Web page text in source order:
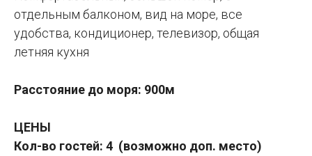
отдельным балконом, вид на море, все
удобства, кондиционер, телевизор, общая
летняя кухня
Расстояние до моря: 900м
ЦЕНЫ
Кол-во гостей: 4 (возможно доп. место)